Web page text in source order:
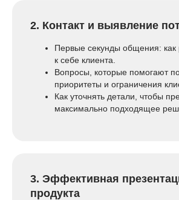
2. Контакт и выявление
Первые секунды общения: как
к себе клиента.
Вопросы, которые помогают
приоритеты и ограничения
Как уточнять детали, чтобы
максимально подходящее
3. Эффективная
продукта